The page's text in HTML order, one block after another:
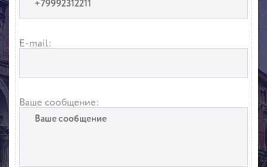
E-mail:
Ваше сообщение: